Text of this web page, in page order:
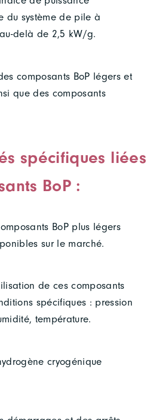
du système de pile à
delà de 2,5 kW/g.
composants BoP légers et
que des composants
spécifiques liées
BoP :
BoP plus légers
sur le marché.
de ces composants
spécifiques : pression
température.
cryogénique